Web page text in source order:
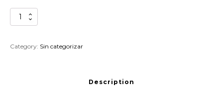
CALCA
FRONTAL
BEIGE
Category: Sin categorizar
Description